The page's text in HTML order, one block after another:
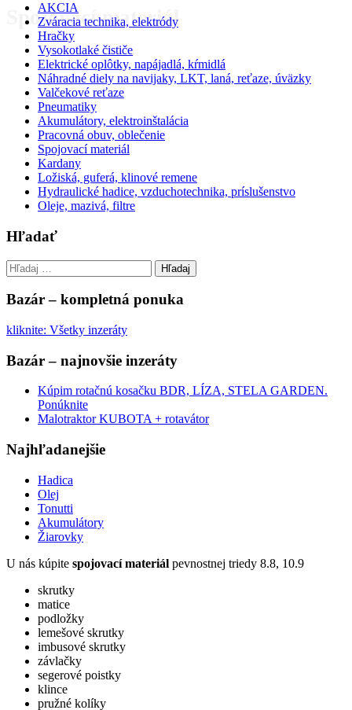
Spojovací materiál
AKCIA
Zváracia technika, elektródy
Hračky
Vysokotlaké čističe
Elektrické oplôtky, napájadlá, kŕmidlá
Náhradné diely na navijaky, LKT, laná, reťaze, úväzky
Valčekové reťaze
Pneumatiky
Akumulátory, elektroinštalácia
Pracovná obuv, oblečenie
Spojovací materiál
Kardany
Ložiská, guferá, klinové remene
Hydraulické hadice, vzduchotechnika, príslušenstvo
Oleje, mazivá, filtre
Hľadať
Hľadaj
Bazár – kompletná ponuka
kliknite: Všetky inzeráty
Bazár – najnovšie inzeráty
Kúpim rotačnú kosačku BDR, LÍZA, STELA GARDEN.
Ponúknite
Malotraktor KUBOTA + rotavátor
Najhľadanejšie
Hadica
Olej
Tonutti
Akumulátory
Žiarovky
U nás kúpite spojovací materiál pevnostnej triedy 8.8, 10.9
skrutky
matice
podložky
lemešové skrutky
imbusové skrutky
závlačky
segerové poistky
klince
pružné kolíky